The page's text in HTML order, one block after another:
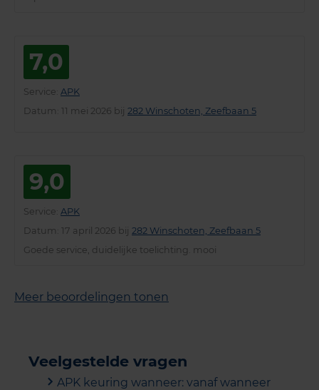
7,0
Service APK
Datum : 11 mei 2026 bij 282 Winschoten, Zeefbaan 5
9,0
Service APK
Datum : 17 april 2026 bij 282 Winschoten, Zeefbaan 5
Goede service, duidelijke toelichting. mooi
Meer beoordelingen tonen
Veelgestelde vragen
APK keuring wanneer: vanaf wanneer